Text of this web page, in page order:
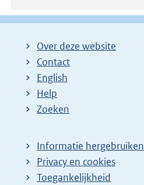
Over deze website
Contact
English
Help
Zoeken
Informatie hergebruiken
Privacy en cookies
Toegankelijkheid